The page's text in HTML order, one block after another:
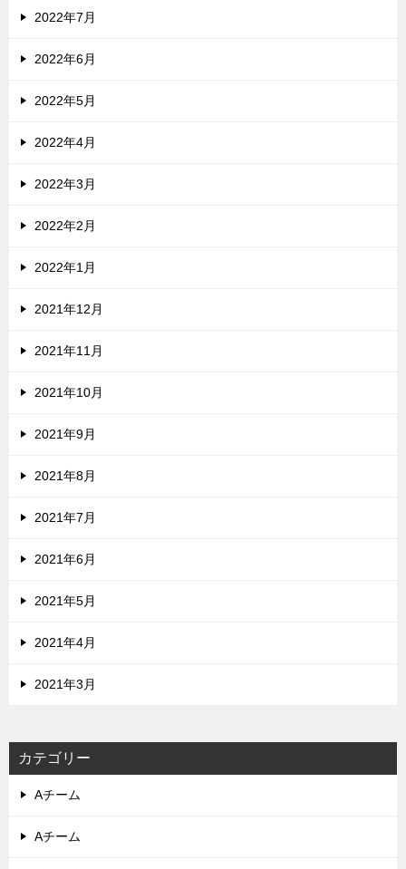
2022年7月
2022年6月
2022年5月
2022年4月
2022年3月
2022年2月
2022年1月
2021年12月
2021年11月
2021年10月
2021年9月
2021年8月
2021年7月
2021年6月
2021年5月
2021年4月
2021年3月
カテゴリー
Aチーム
Aチーム